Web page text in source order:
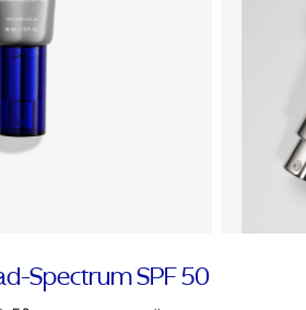
Spectrum SPF 50